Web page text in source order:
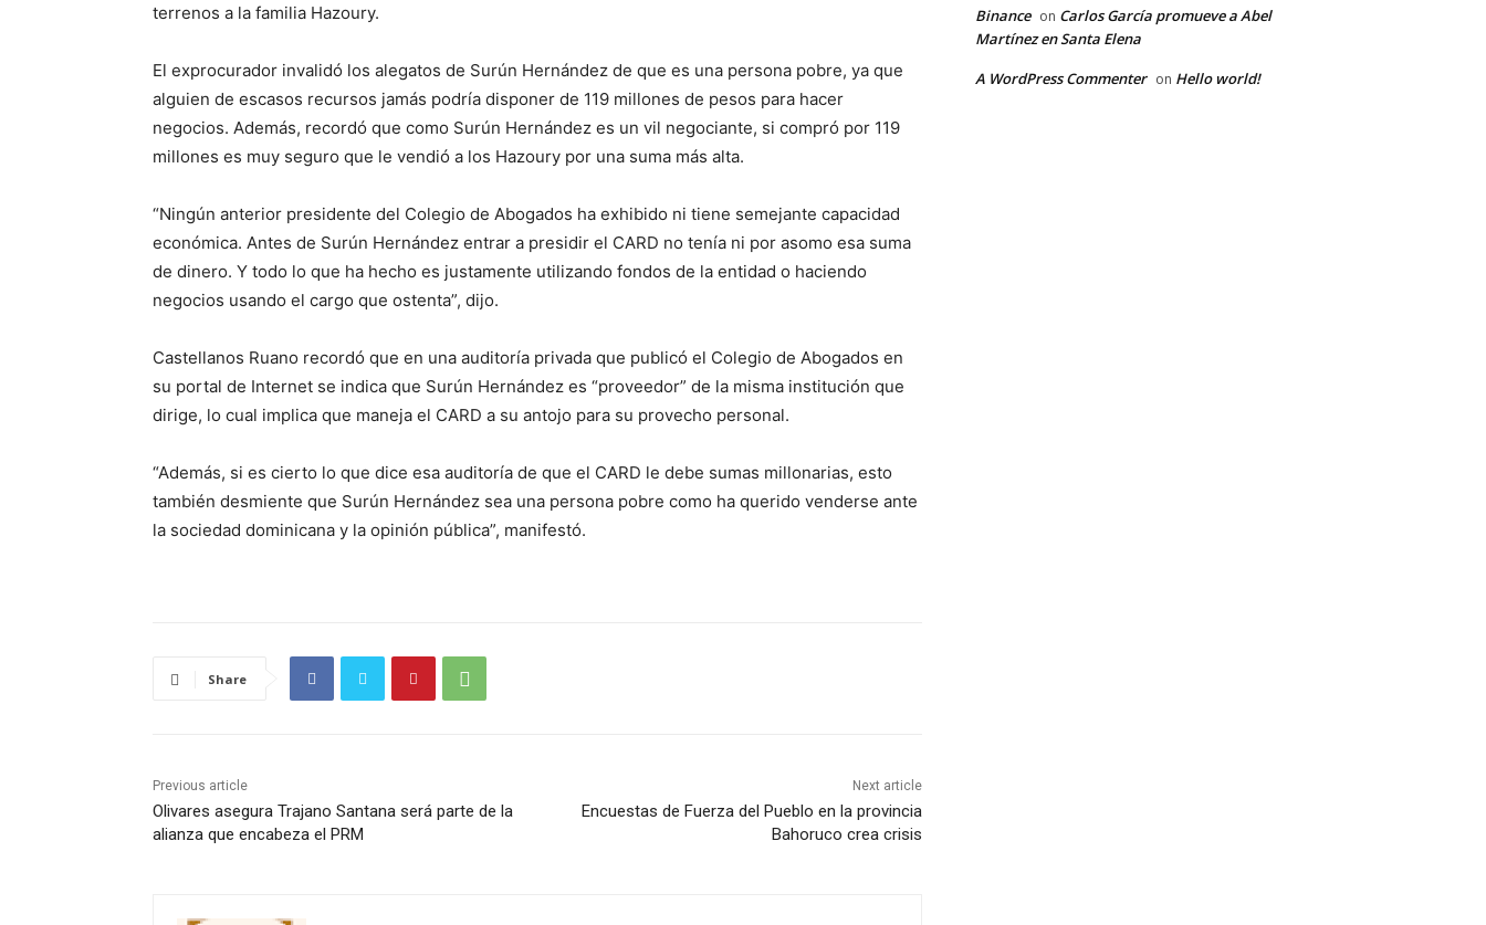
terrenos a la familia Hazoury.
El exprocurador invalidó los alegatos de Surún Hernández de que es una persona pobre, ya que
alguien de escasos recursos jamás podría disponer de 119 millones de pesos para hacer
negocios. Además, recordó que como Surún Hernández es un vil negociante, si compró por 119
millones es muy seguro que le vendió a los Hazoury por una suma más alta.
“Ningún anterior presidente del Colegio de Abogados ha exhibido ni tiene semejante capacidad
económica. Antes de Surún Hernández entrar a presidir el CARD no tenía ni por asomo esa suma
de dinero. Y todo lo que ha hecho es justamente utilizando fondos de la entidad o haciendo
negocios usando el cargo que ostenta”, dijo.
Castellanos Ruano recordó que en una auditoría privada que publicó el Colegio de Abogados en
su portal de Internet se indica que Surún Hernández es “proveedor” de la misma institución que
dirige, lo cual implica que maneja el CARD a su antojo para su provecho personal.
“Además, si es cierto lo que dice esa auditoría de que el CARD le debe sumas millonarias, esto
también desmiente que Surún Hernández sea una persona pobre como ha querido venderse ante
la sociedad dominicana y la opinión pública”, manifestó.
Share
Previous article
Olivares asegura Trajano Santana será parte de la
alianza que encabeza el PRM
Next article
Encuestas de Fuerza del Pueblo en la provincia
Bahoruco crea crisis
Binance on Carlos García promueve a Abel
Martínez en Santa Elena
A WordPress Commenter on Hello world!